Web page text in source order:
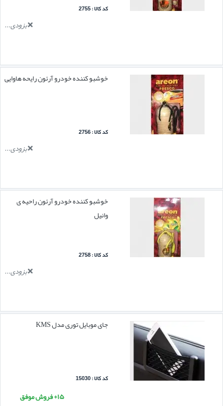
کد کالا : 2755
بزودی...
خوشبو کننده خودرو آرئون رایحه هاوایی
کد کالا : 2756
بزودی...
خوشبو کننده خودرو آرئون راحیه ی
وانیل
کد کالا : 2758
بزودی...
جای موبایل توری مدل KMS
کد کالا : 15030
۱۵+ فروش موفق